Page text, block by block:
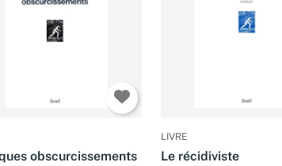
obscurcissements
LIVRE
Le récidiviste